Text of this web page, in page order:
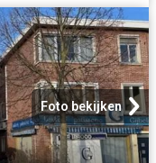
Foto bekijken